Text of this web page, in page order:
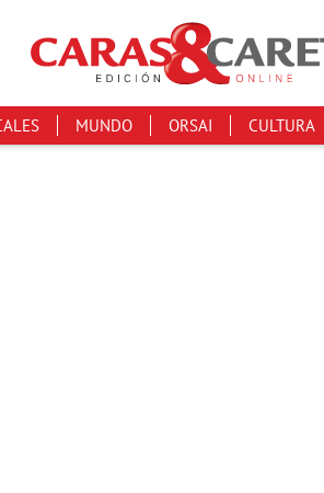
MUNDO ORSAI CULTURA